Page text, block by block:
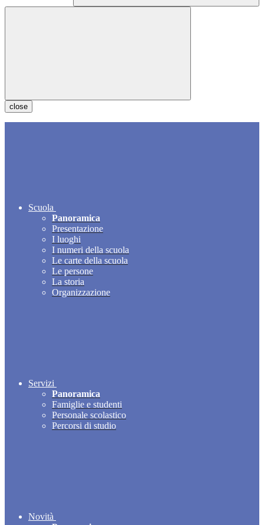
close
Scuola
Panoramica
Presentazione
I luoghi
I numeri della scuola
Le carte della scuola
Le persone
La storia
Organizzazione
Servizi
Panoramica
Famiglie e studenti
Personale scolastico
Percorsi di studio
Novità